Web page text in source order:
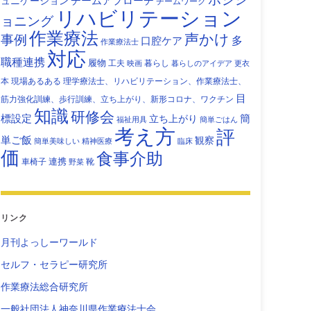
ョニング リハビリテーション
事例作業療法 作業療法士 口腔ケア 声かけ 多
職種連携 対応 履物 工夫 映画 暮らし 暮らしのアイデア 更衣
本 現場あるある 理学療法士、リハビリテーション、作業療法士、
筋力強化訓練、歩行訓練、立ち上がり、新形コロナ、ワクチン 目
標設定 知識研修会 福祉用具 立ち上がり 簡単ごはん 簡
単ご飯 簡単美味しい 精神医療 考え方 臨床 観察 評
価 車椅子 連携 野菜 靴 食事介助
リンク
月刊よっしーワールド
セルフ・セラピー研究所
作業療法総合研究所
一般社団法人神奈川県作業療法士会